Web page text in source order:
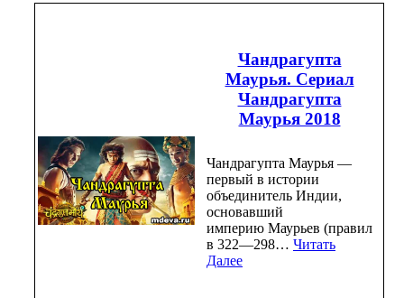
Чандрагупта
Маурья. Сериал
Чандрагупта
Маурья 2018
Чандрагупта Маурья —
первый в истории
объединитель Индии,
основавший
империю Маурьев (правил
в 322—298… Читать
Далее